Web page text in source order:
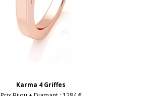
Karma 4 Griffes